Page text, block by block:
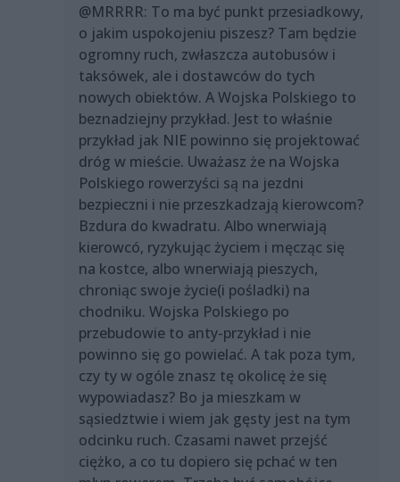
@MRRRR: To ma być punkt przesiadkowy,
o jakim uspokojeniu piszesz? Tam będzie
ogromny ruch, zwłaszcza autobusów i
taksówek, ale i dostawców do tych
nowych obiektów. A Wojska Polskiego to
beznadziejny przykład. Jest to właśnie
przykład jak NIE powinno się projektować
dróg w mieście. Uważasz że na Wojska
Polskiego rowerzyści są na jezdni
bezpieczni i nie przeszkadzają kierowcom?
Bzdura do kwadratu. Albo wnerwiają
kierowcó, ryzykując życiem i męcząc się
na kostce, albo wnerwiają pieszych,
chroniąc swoje życie(i pośladki) na
chodniku. Wojska Polskiego po
przebudowie to anty-przykład i nie
powinno się go powielać. A tak poza tym,
czy ty w ogóle znasz tę okolicę że się
wypowiadasz? Bo ja mieszkam w
sąsiedztwie i wiem jak gęsty jest na tym
odcinku ruch. Czasami nawet przejść
ciężko, a co tu dopiero się pchać w ten